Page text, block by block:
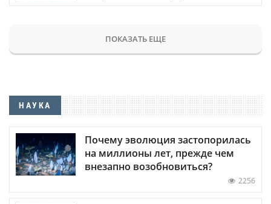
ПОКАЗАТЬ ЕЩЕ
НАУКА
Почему эволюция застопорилась
на миллионы лет, прежде чем
внезапно возобновиться?
2256